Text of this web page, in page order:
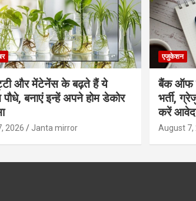
और मेंटेनेंस के बढ़ते हैं ये
बनाएं इन्‍हें अपने होम डेकोर
2026 Janta mirror
एजुकेशन
बैंक ऑफ
भर्ती,
करें
August 7,